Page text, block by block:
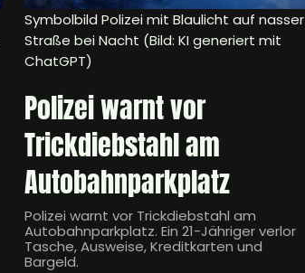
Symbolbild Polizei mit Blaulicht auf nasser
Straße bei Nacht (Bild: KI generiert mit
ChatGPT)
Polizei warnt vor
Trickdiebstahl am
Autobahnparkplatz
Polizei warnt vor Trickdiebstahl am
Autobahnparkplatz. Ein 21-Jähriger verlor
Tasche, Ausweise, Kreditkarten und
Bargeld.